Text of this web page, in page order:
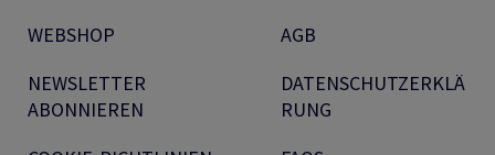
WEBSHOP
NEWSLETTER
ABONNIEREN
AGB
DATENSCHUTZERKLÄ
RUNG